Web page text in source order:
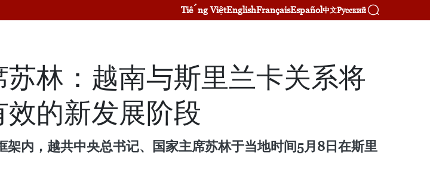
Tiếng ViệtEnglishFrançaisEspañol中文Русский
林：越南与斯里兰卡关系将
的新发展阶段
内，越共中央总书记、国家主席苏林于当地时间5月8日在斯里